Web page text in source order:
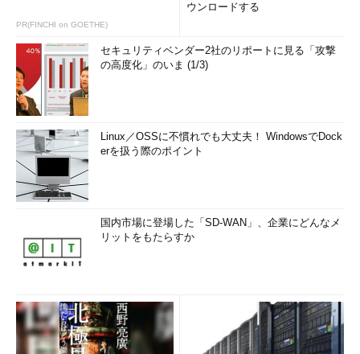
PR(FINCHI on GOETHE)
ウンロードする
セキュリティベンダー2社のリポートに見る「攻撃
の高度化」のいま (1/3)
Linux／OSSに不慣れでも大丈夫！ WindowsでDock
erを扱う際のポイント
国内市場に登場した「SD-WAN」、企業にどんなメ
リットをもたらすか